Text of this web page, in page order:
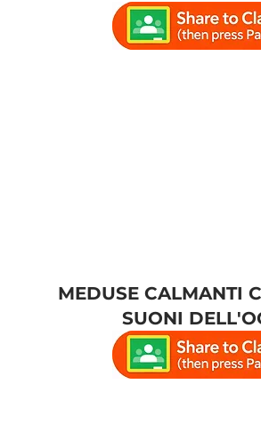
MEDUSE CALMANTI
SUONI